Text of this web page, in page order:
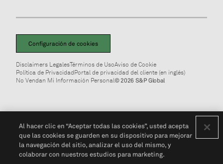
Configuración de cookies
Disclaimers LegalesTérminos de UsoAviso de Cookie
Política de PrivacidadPortal de privacidad del cliente (en inglés)
No Vendan Mi Información Personal© 2026 S&P Global
Al hacer clic en “Aceptar todas las cookies”, usted acepta
que las cookies se guarden en su dispositivo para mejorar
la navegación del sitio, analizar el uso del mismo, y
colaborar con nuestros estudios para marketing.